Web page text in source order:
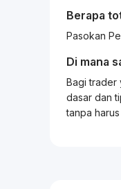
Berapa
Pasokan
Di mana
Bagi trader
dasar dan
tanpa